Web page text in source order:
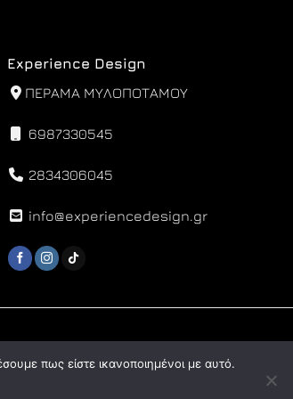
Experience Design
ΠΕΡΑΜΑ ΜΥΛΟΠΟΤΑΜΟΥ
6987330545
2834306045
info@experiencedesign.gr
πως είστε ικανοποιημένοι με αυτό.